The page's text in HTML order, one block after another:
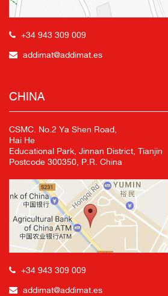
+34 943 309 009
addimat@addimat.es
CHINA
CSMC. No.2 Ya Shen Road,
Hai He
Educational Park, Jinnan District, Tianjin
Postcode 300350, P.R. China
+34 943 309 009
addimat@addimat.es